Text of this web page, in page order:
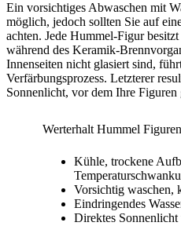
Ein vorsichtiges Abwaschen mit
möglich, jedoch sollten Sie auf
achten. Jede Hummel-Figur
während des Keramik-
Innenseiten nicht glasiert sind,
Verfärbungsprozess. Letzterer
Sonnenlicht, vor dem Ihre Figuren
Werterhalt Hummel
Kühle, trockene
Vorsichtig waschen,
Eindringendes
Direktes Sonnenlicht